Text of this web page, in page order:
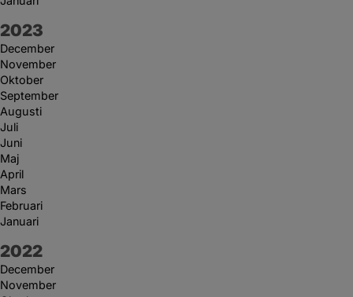
År:
2023
December
November
Oktober
September
Augusti
Juli
Juni
Maj
April
Mars
Februari
Januari
År:
2022
December
November